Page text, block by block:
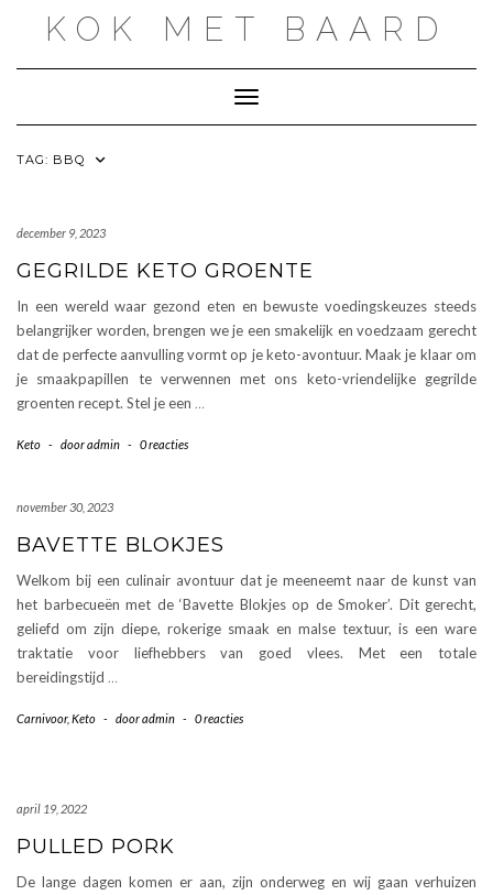
KOK MET BAARD
Toggle navigatie
TAG: BBQ
december 9, 2023
GEGRILDE KETO GROENTE
In een wereld waar gezond eten en bewuste voedingskeuzes steeds
belangrijker worden, brengen we je een smakelijk en voedzaam gerecht
dat de perfecte aanvulling vormt op je keto-avontuur. Maak je klaar om
je smaakpapillen te verwennen met ons keto-vriendelijke gegrilde
groenten recept. Stel je een …
Keto - dooradmin - 0 reacties
november 30, 2023
BAVETTE BLOKJES
Welkom bij een culinair avontuur dat je meeneemt naar de kunst van
het barbecueën met de ‘Bavette Blokjes op de Smoker’. Dit gerecht,
geliefd om zijn diepe, rokerige smaak en malse textuur, is een ware
traktatie voor liefhebbers van goed vlees. Met een totale
bereidingstijd …
Carnivoor, Keto - dooradmin - 0 reacties
april 19, 2022
PULLED PORK
De lange dagen komen er aan, zijn onderweg en wij gaan verhuizen